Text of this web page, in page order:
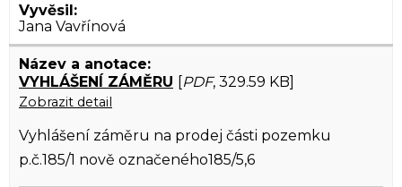
Jana Vavřínová
VYHLÁŠENÍ ZÁMĚRU [PDF, 329.59 KB]
Zobrazit detail
Vyhlášení záměru na prodej části pozemku
p.č.185/1 nově označeného185/5,6